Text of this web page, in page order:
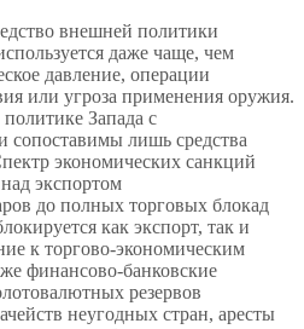
внешней политики
даже чаще, чем
давление, операции
или угроза применения оружия.
Запада с
сопоставимы лишь средства
экономических санкций
экспортом
до полных торговых блокад
как экспорт, так и
к торгово-экономическим
финансово-банковские
резервов
неугодных стран, аресты